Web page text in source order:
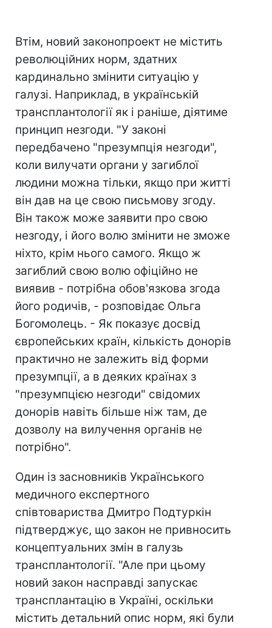
Втім, новий законопроект не містить
революційних норм, здатних
кардинально змінити ситуацію у
галузі. Наприклад, в українській
трансплантології як і раніше, діятиме
принцип незгоди. "У законі
передбачено "презумпція незгоди",
коли вилучати органи у загиблої
людини можна тільки, якщо при житті
він дав на це свою письмову згоду.
Він також може заявити про свою
незгоду, і його волю змінити не зможе
ніхто, крім нього самого. Якщо ж
загиблий свою волю офіційно не
виявив - потрібна обов'язкова згода
його родичів, - розповідає Ольга
Богомолець. - Як показує досвід
європейських країн, кількість донорів
практично не залежить від форми
презумпції, а в деяких країнах з
"презумпцією незгоди" свідомих
донорів навіть більше ніж там, де
дозволу на вилучення органів не
потрібно".
Один із засновників Українського
медичного експертного
співтовариства Дмитро Подтуркін
підтверджує, що закон не привносить
концептуальних змін в галузь
трансплантології. "Але при цьому
новий закон насправді запускає
трансплантацію в Україні, оскільки
містить детальний опис норм, які були